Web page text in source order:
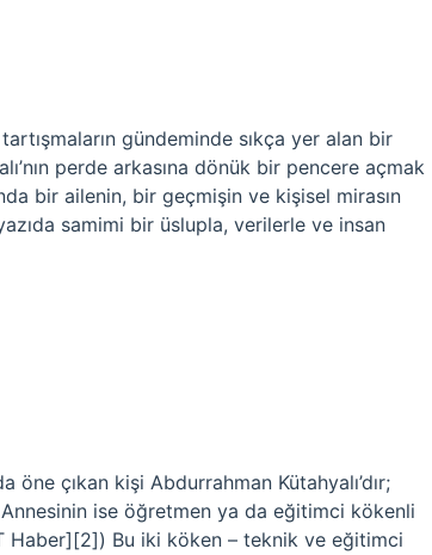
gündeminde sıkça yer alan bir
perde arkasına dönük bir pencere açmak
bir ailenin, bir geçmişin ve kişisel mirasın
samimi bir üslupla, verilerle ve insan
öne çıkan kişi Abdurrahman Kütahyalı’dır;
ise öğretmen ya da eğitimci kökenli
Haber][2]) Bu iki köken – teknik ve eğitimci